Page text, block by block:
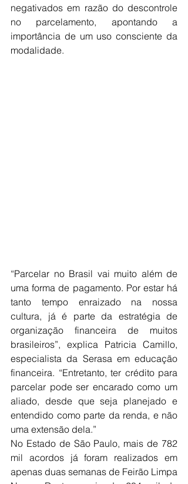
negativados em razão do descontrole
no parcelamento, apontando a
importância de um uso consciente da
modalidade.
“Parcelar no Brasil vai muito além de
uma forma de pagamento. Por estar há
tanto tempo enraizado na nossa
cultura, já é parte da estratégia de
organização financeira de muitos
brasileiros”, explica Patricia Camillo,
especialista da Serasa em educação
financeira. “Entretanto, ter crédito para
parcelar pode ser encarado como um
aliado, desde que seja planejado e
entendido como parte da renda, e não
uma extensão dela.”
No Estado de São Paulo, mais de 782
mil acordos já foram realizados em
apenas duas semanas de Feirão Limpa